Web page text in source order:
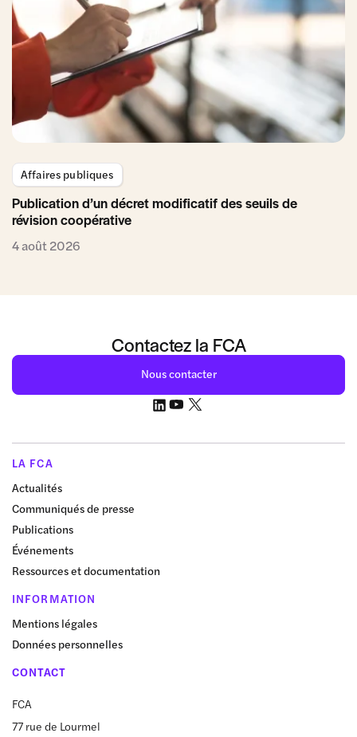
Affaires publiques
Publication d’un décret modificatif des seuils de
révision coopérative
4 août 2026
Contactez la FCA
Nous contacter
LA FCA
Actualités
Communiqués de presse
Publications
Événements
Ressources et documentation
INFORMATION
Mentions légales
Données personnelles
CONTACT
FCA
77 rue de Lourmel